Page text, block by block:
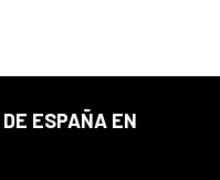
ESPAÑA EN